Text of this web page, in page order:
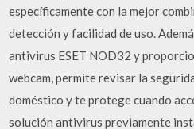
específicamente con la mejor
detección y facilidad de uso.
antivirus ESET NOD32 y
webcam, permite revisar la
doméstico y te protege cuando
solución antivirus previamente